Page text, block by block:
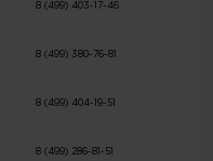
8 (499) 403-17-46
8 (499) 380-76-81
8 (499) 404-19-51
8 (499) 286-81-51